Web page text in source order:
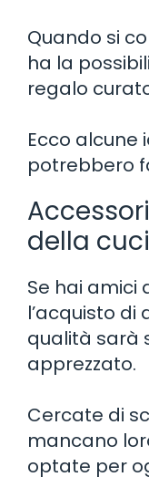
Quando si
ha la
regalo
Ecco alcune
potrebbero
della
Se hai amici
l’acquisto di
qualità sarà
apprezzato.
Cercate di
mancano
optate per